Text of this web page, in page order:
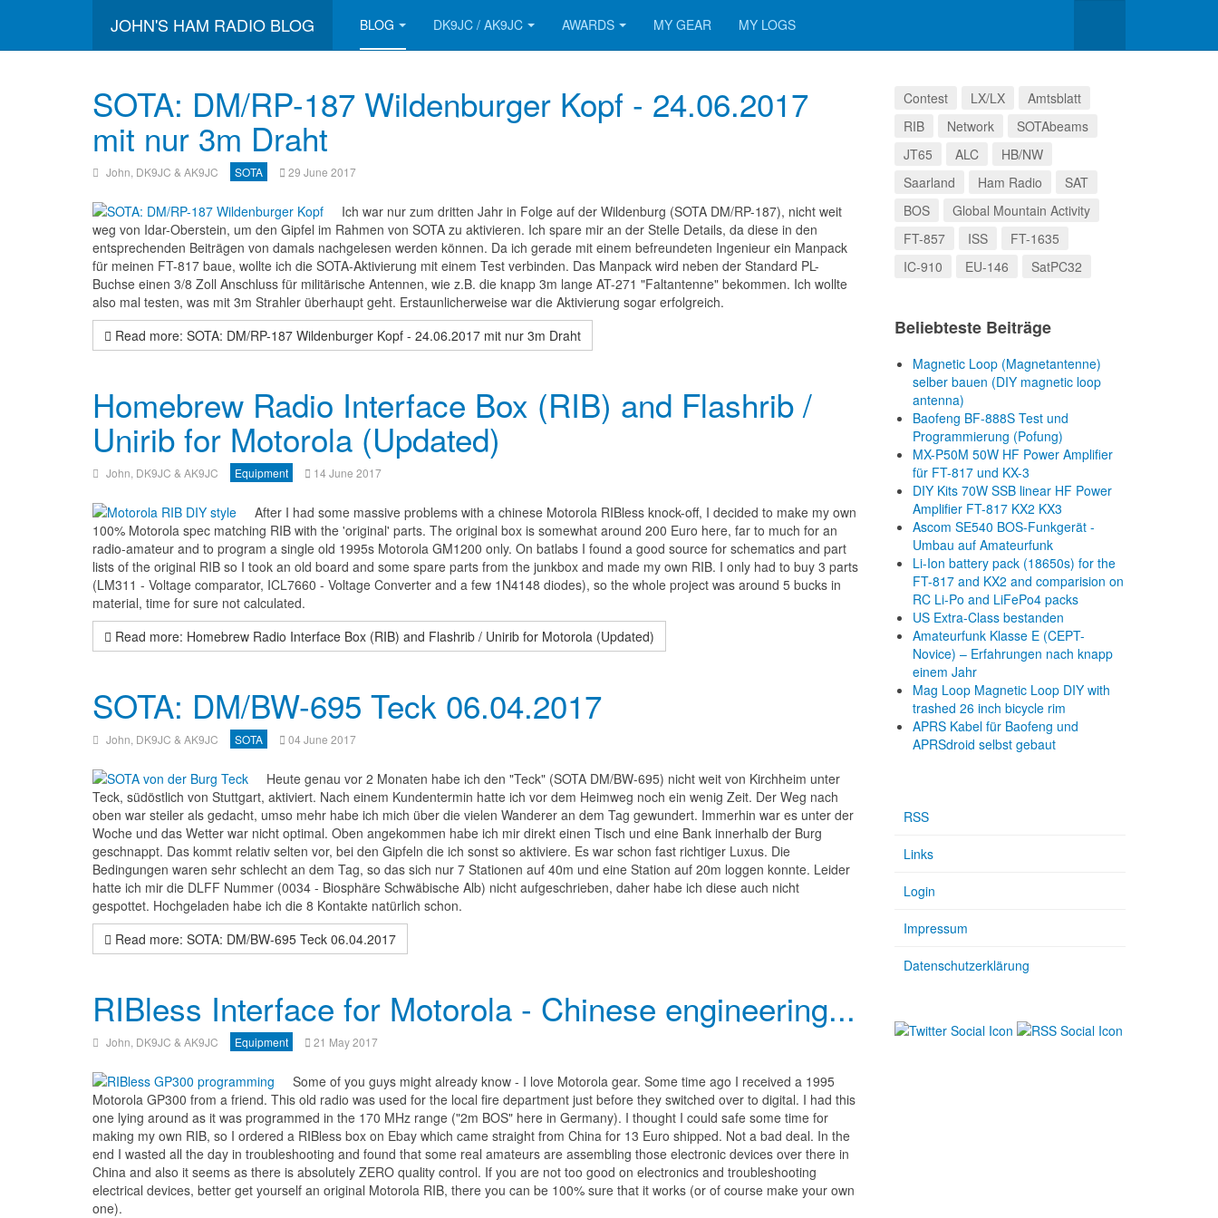
JOHN'S HAM RADIO BLOG BLOG DK9JC / AK9JC AWARDS MY GEAR MY LOGS
SOTA: DM/RP-187 Wildenburger Kopf - 24.06.2017
mit nur 3m Draht
John, DK9JC & AK9JC SOTA 29 June 2017
Ich war nur zum dritten Jahr in Folge auf der Wildenburg (SOTA DM/RP-187), nicht weit
weg von Idar-Oberstein, um den Gipfel im Rahmen von SOTA zu aktivieren. Ich spare mir an der Stelle Details, da diese in den
entsprechenden Beiträgen von damals nachgelesen werden können. Da ich gerade mit einem befreundeten Ingenieur ein Manpack
für meinen FT-817 baue, wollte ich die SOTA-Aktivierung mit einem Test verbinden. Das Manpack wird neben der Standard PL-
Buchse einen 3/8 Zoll Anschluss für militärische Antennen, wie z.B. die knapp 3m lange AT-271 "Faltantenne" bekommen. Ich wollte
also mal testen, was mit 3m Strahler überhaupt geht. Erstaunlicherweise war die Aktivierung sogar erfolgreich.
Read more: SOTA: DM/RP-187 Wildenburger Kopf - 24.06.2017 mit nur 3m Draht
Homebrew Radio Interface Box (RIB) and Flashrib /
Unirib for Motorola (Updated)
John, DK9JC & AK9JC Equipment 14 June 2017
After I had some massive problems with a chinese Motorola RIBless knock-off, I decided to make my own
100% Motorola spec matching RIB with the 'original' parts. The original box is somewhat around 200 Euro here, far to much for an
radio-amateur and to program a single old 1995s Motorola GM1200 only. On batlabs I found a good source for schematics and part
lists of the original RIB so I took an old board and some spare parts from the junkbox and made my own RIB. I only had to buy 3 parts
(LM311 - Voltage comparator, ICL7660 - Voltage Converter and a few 1N4148 diodes), so the whole project was around 5 bucks in
material, time for sure not calculated.
Read more: Homebrew Radio Interface Box (RIB) and Flashrib / Unirib for Motorola (Updated)
SOTA: DM/BW-695 Teck 06.04.2017
John, DK9JC & AK9JC SOTA 04 June 2017
Heute genau vor 2 Monaten habe ich den "Teck" (SOTA DM/BW-695) nicht weit von Kirchheim unter
Teck, südöstlich von Stuttgart, aktiviert. Nach einem Kundentermin hatte ich vor dem Heimweg noch ein wenig Zeit. Der Weg nach
oben war steiler als gedacht, umso mehr habe ich mich über die vielen Wanderer an dem Tag gewundert. Immerhin war es unter der
Woche und das Wetter war nicht optimal. Oben angekommen habe ich mir direkt einen Tisch und eine Bank innerhalb der Burg
geschnappt. Das kommt relativ selten vor, bei den Gipfeln die ich sonst so aktiviere. Es war schon fast richtiger Luxus. Die
Bedingungen waren sehr schlecht an dem Tag, so das sich nur 7 Stationen auf 40m und eine Station auf 20m loggen konnte. Leider
hatte ich mir die DLFF Nummer (0034 - Biosphäre Schwäbische Alb) nicht aufgeschrieben, daher habe ich diese auch nicht
gespottet. Hochgeladen habe ich die 8 Kontakte natürlich schon.
Read more: SOTA: DM/BW-695 Teck 06.04.2017
RIBless Interface for Motorola - Chinese engineering...
John, DK9JC & AK9JC Equipment 21 May 2017
Some of you guys might already know - I love Motorola gear. Some time ago I received a 1995
Motorola GP300 from a friend. This old radio was used for the local fire department just before they switched over to digital. I had this
one lying around as it was programmed in the 170 MHz range ("2m BOS" here in Germany). I thought I could safe some time for
making my own RIB, so I ordered a RIBless box on Ebay which came straight from China for 13 Euro shipped. Not a bad deal. In the
end I wasted all the day in troubleshooting and found that some real amateurs are assembling those electronic devices over there in
China and also it seems as there is absolutely ZERO quality control. If you are not too good on electronics and troubleshooting
electrical devices, better get yourself an original Motorola RIB, there you can be 100% sure that it works (or of course make your own
one).
Contest LX/LX
Amtsblatt
RIB
Network
SOTAbeams
JT65
ALC
HB/NW
Saarland
Ham Radio
SAT
BOS
Global Mountain Activity
FT-857
ISS
FT-1635
IC-910
EU-146 SatPC32
Beliebteste Beiträge
Magnetic Loop (Magnetantenne)
selber bauen (DIY magnetic loop
antenna)
Baofeng BF-888S Test und
Programmierung (Pofung)
MX-P50M 50W HF Power Amplifier
für FT-817 und KX-3
DIY Kits 70W SSB linear HF Power
Amplifier FT-817 KX2 KX3
Ascom SE540 BOS-Funkgerät -
Umbau auf Amateurfunk
Li-Ion battery pack (18650s) for the
FT-817 and KX2 and comparision on
RC Li-Po and LiFePo4 packs
US Extra-Class bestanden
Amateurfunk Klasse E (CEPT-
Novice) – Erfahrungen nach knapp
einem Jahr
Mag Loop Magnetic Loop DIY with
trashed 26 inch bicycle rim
APRS Kabel für Baofeng und
APRSdroid selbst gebaut
RSS
Links
Login
Impressum
Datenschutzerklärung